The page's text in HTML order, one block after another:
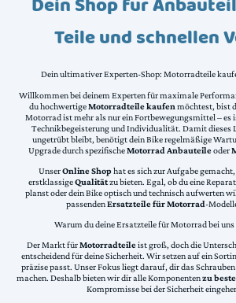
Teile und schnellen
Dein ultimativer Experten-Shop: Motorradteile
Willkommen bei deinem Experten für maximale
du hochwertigeMotorradteile kaufen möchtest, bist
Motorrad ist mehr als nur ein Fortbewegungsmittel – es
Technikbegeisterung und Individualität. Damit dieses
ungetrübt bleibt, benötigt dein Bike regelmäßige
Upgrade durch spezifischeMotorrad Anbauteileoder
UnserOnline Shophat es sich zur Aufgabe
erstklassigeQualitätzu bieten. Egal, ob du eine
planst oder dein Bike optisch und technisch aufwerten
passendenErsatzteile für Motorrad-
Warum du deine Ersatzteile für Motorrad bei
Der Markt fürMotorradteileist groß, doch die
entscheidend für deine Sicherheit. Wir setzen auf ein
präzise passt. Unser Fokus liegt darauf, dir das
machen. Deshalb bieten wir dir alle Komponentenzu
Kompromisse bei der Sicherheit